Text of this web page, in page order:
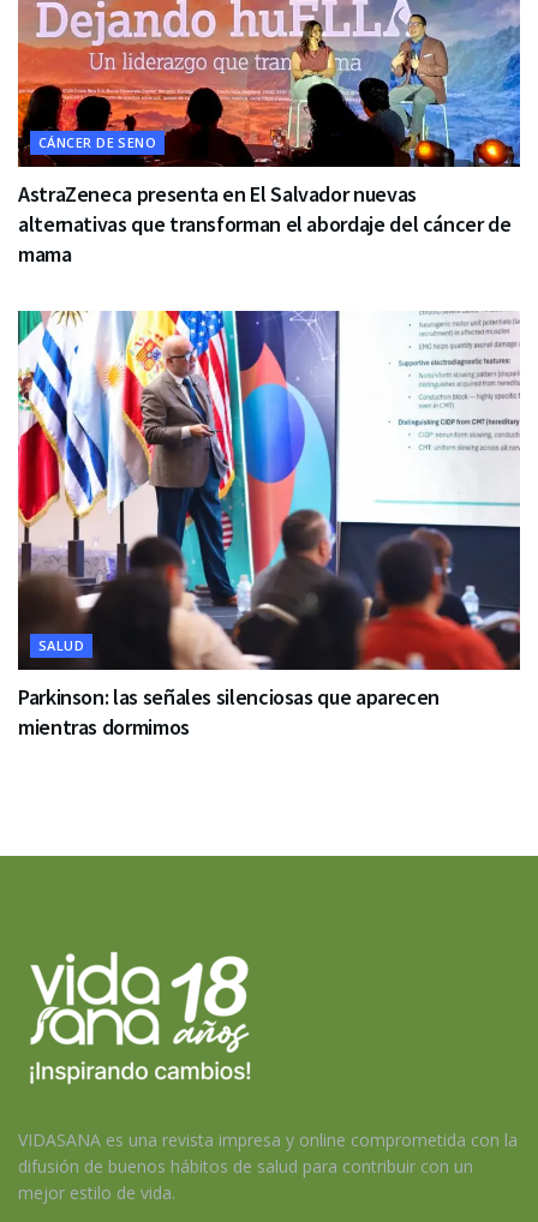
CÁNCER DE SENO
AstraZeneca presenta en El Salvador nuevas
alternativas que transforman el abordaje del cáncer de
mama
SALUD
Parkinson: las señales silenciosas que aparecen
mientras dormimos
VIDASANA es una revista impresa y online comprometida con la
difusión de buenos hábitos de salud para contribuir con un
mejor estilo de vida.